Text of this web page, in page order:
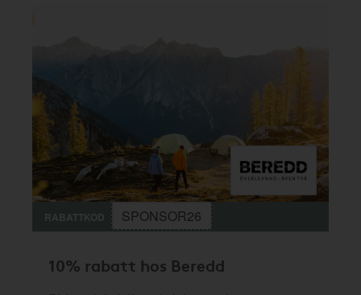
RABATTKOD SPONSOR26
10% rabatt hos Beredd